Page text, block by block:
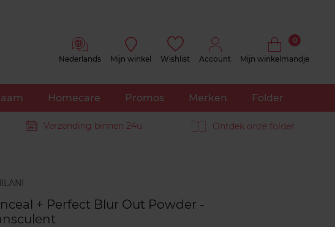
Nederlands Mijn winkel Wishlist Account Mijn winkelmandje
0
Homecare Promos Merken Folder
Verzending binnen 24u Ontdek onze folder
+ Perfect Blur Out Powder -